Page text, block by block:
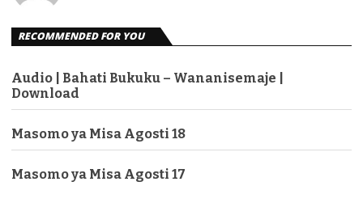
RECOMMENDED FOR YOU
Audio | Bahati Bukuku – Wananisemaje |
Download
Masomo ya Misa Agosti 18
Masomo ya Misa Agosti 17